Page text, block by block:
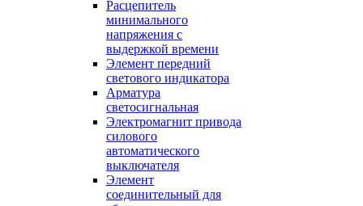
Расцепитель
минимального
напряжения с
выдержкой времени
Элемент передний
светового индикатора
Арматура
светосигнальная
Электромагнит привода
силового
автоматического
выключателя
Элемент
соединительный для